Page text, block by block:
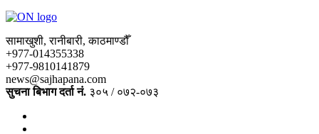
सामाखुशी, रानीबारी, काठमाण्डौँ
+977-014355338
+977-9810141879
news@sajhapana.com
सुचना बिभाग दर्ता नं. ३०५ / ०७२-०७३